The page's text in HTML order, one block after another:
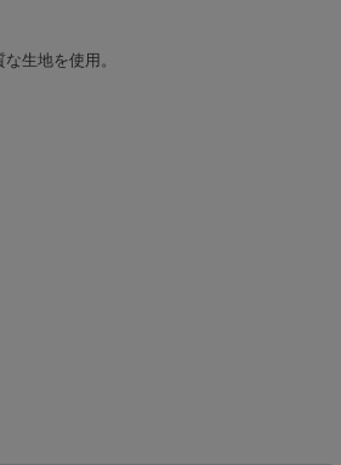
生地を使用。